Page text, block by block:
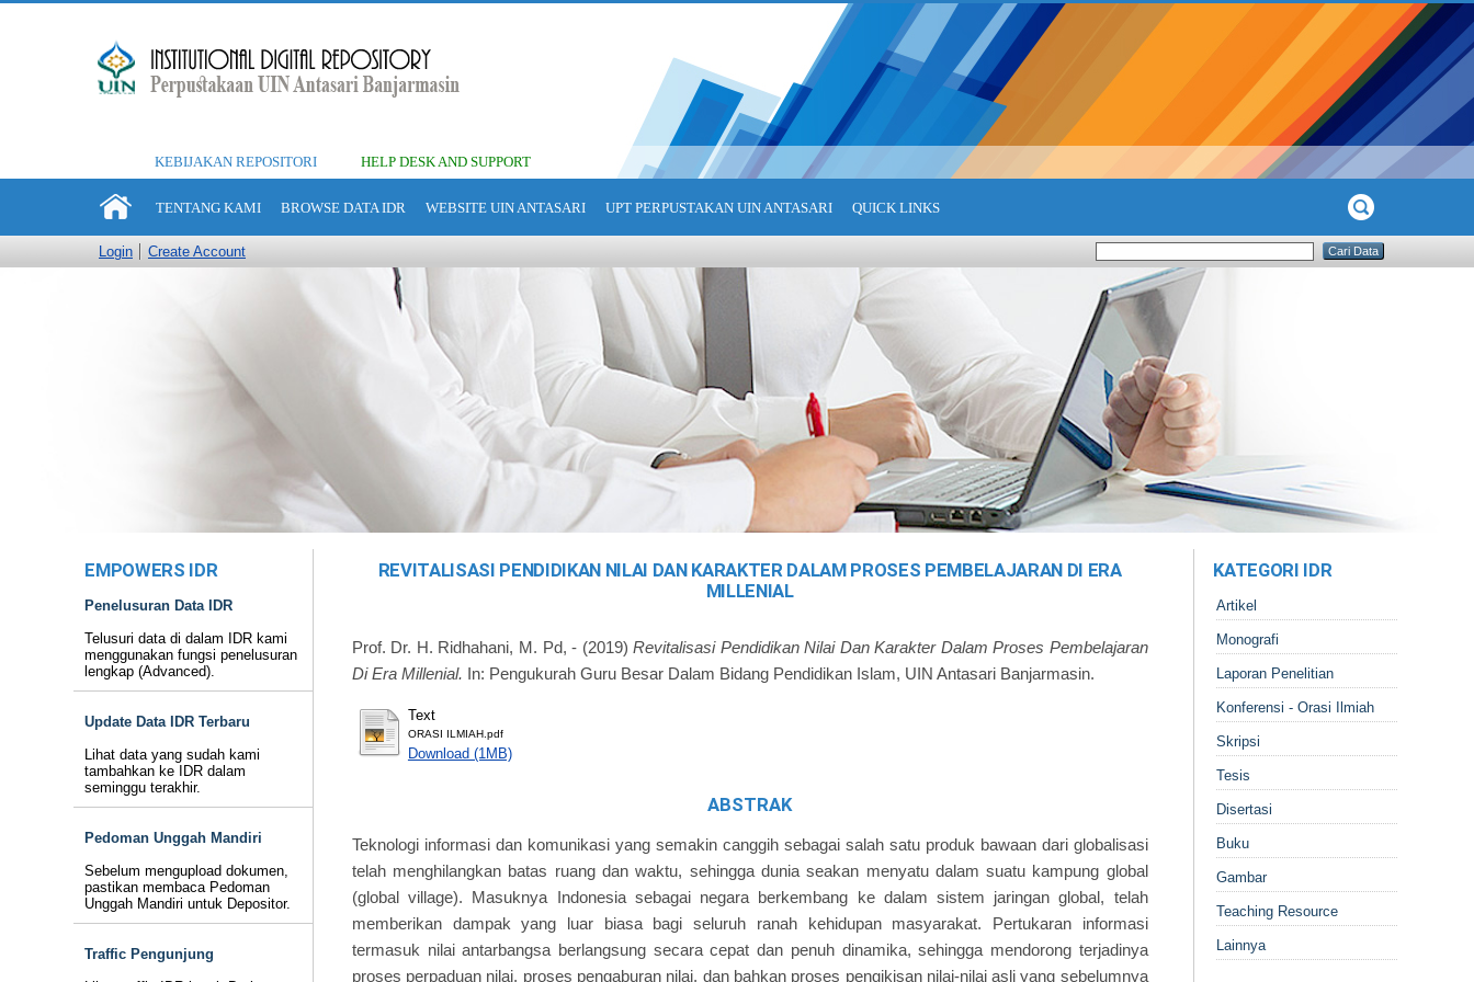
KEBIJAKAN REPOSITORI HELP DESK AND SUPPORT
TENTANG KAMI BROWSE DATA IDR WEBSITE UIN ANTASARI UPT PERPUSTAKAN UIN ANTASARI QUICK LINKS
Login Create Account
EMPOWERS IDR
Penelusuran Data IDR
Telusuri data di dalam IDR kami
menggunakan fungsi penelusuran
lengkap (Advanced).
Update Data IDR Terbaru
Lihat data yang sudah kami
tambahkan ke IDR dalam
seminggu terakhir.
Pedoman Unggah Mandiri
Sebelum mengupload dokumen,
pastikan membaca Pedoman
Unggah Mandiri untuk Depositor.
Traffic Pengunjung
REVITALISASI PENDIDIKAN NILAI DAN KARAKTER DALAM PROSES PEMBELAJARAN DI ERA
MILLENIAL
Prof. Dr. H. Ridhahani, M. Pd, - (2019)Revitalisasi Pendidikan Nilai Dan Karakter Dalam Proses Pembelajaran
Di Era Millenial. In: Pengukurah Guru Besar Dalam Bidang Pendidikan Islam, UIN Antasari Banjarmasin.
Text
ORASI ILMIAH.pdf
Download (1MB)
ABSTRAK
Teknologi informasi dan komunikasi yang semakin canggih sebagai salah satu produk bawaan dari globalisasi
telah menghilangkan batas ruang dan waktu, sehingga dunia seakan menyatu dalam suatu kampung global
(global village). Masuknya Indonesia sebagai negara berkembang ke dalam sistem jaringan global, telah
memberikan dampak yang luar biasa bagi seluruh ranah kehidupan masyarakat. Pertukaran informasi
termasuk nilai antarbangsa berlangsung secara cepat dan penuh dinamika, sehingga mendorong terjadinya
proses perpaduan nilai, proses pengaburan nilai, dan bahkan proses pengikisan nilai-nilai asli yang sebelumnya
KATEGORI IDR
Artikel
Monografi
Laporan Penelitian
Konferensi - Orasi Ilmiah
Skripsi
Tesis
Disertasi
Buku
Gambar
Teaching Resource
Lainnya